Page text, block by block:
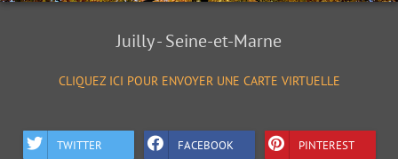
Juilly - Seine-et-Marne
CLIQUEZ ICI POUR ENVOYER UNE CARTE VIRTUELLE
TWITTER FACEBOOK PINTEREST